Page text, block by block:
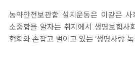
농약안전보관함 설치운동은 이같은 사
소중함을 알자는 취지에서 생명보험사
협회와 손잡고 벌이고 있는 ‘생명사랑